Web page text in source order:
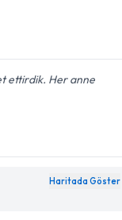
ettirdik. Her anne
Haritada Göster